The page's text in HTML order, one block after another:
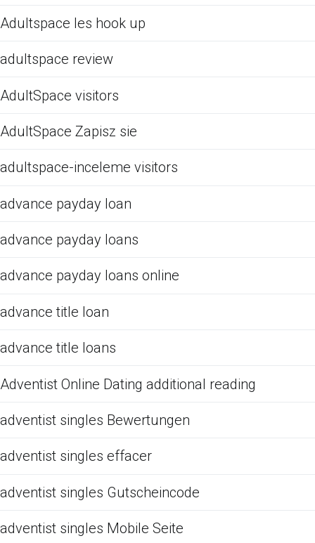
Adultspace les hook up
adultspace review
AdultSpace visitors
AdultSpace Zapisz sie
adultspace-inceleme visitors
advance payday loan
advance payday loans
advance payday loans online
advance title loan
advance title loans
Adventist Online Dating additional reading
adventist singles Bewertungen
adventist singles effacer
adventist singles Gutscheincode
adventist singles Mobile Seite